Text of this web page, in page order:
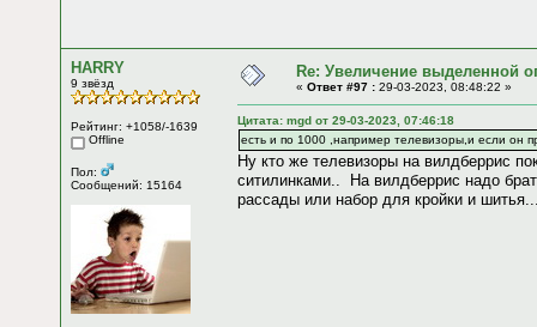
HARRY
9 звёзд
Рейтинг: +1058/-1639
Offline
Пол:
Сообщений: 15164
Re: Увеличение выделенной
« Ответ #97 : 29-03-2023, 08:48:22 »
Цитата: mgd от 29-03-2023, 07:46:18
есть и по 1000 ,например телевизоры,и если он
Ну кто же телевизоры на вилдберрис
ситилинками.. На вилдберрис надо
рассады или набор для кройки и